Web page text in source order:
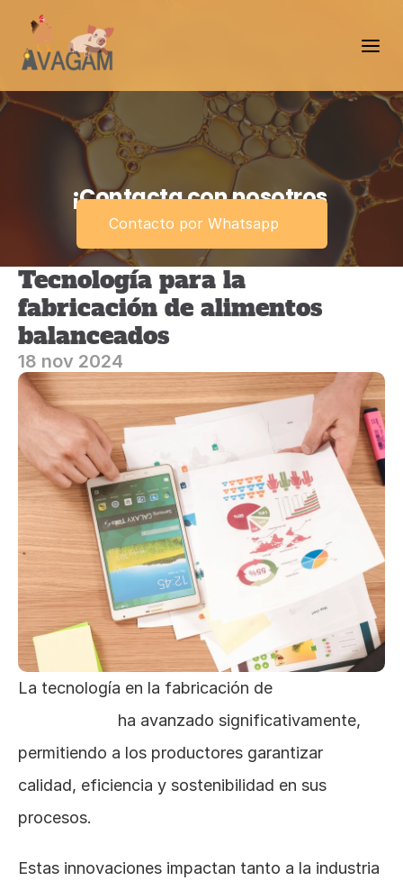
¡Contacta con nosotros
ahora!
Contacto por Whatsapp
Tecnología para la
fabricación de alimentos
balanceados
18 nov 2024
La tecnología en la fabricación de
ha avanzado significativamente,
permitiendo a los productores garantizar
calidad, eficiencia y sostenibilidad en sus
procesos.
Estas innovaciones impactan tanto a la industria